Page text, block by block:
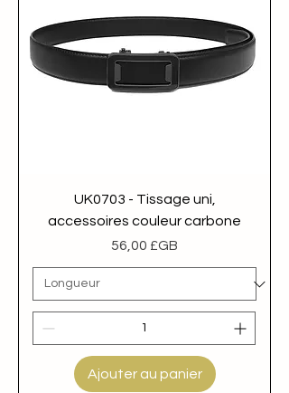
UK0703 - Tissage uni,
accessoires couleur carbone
Prix
56,00 £GB
Ajouter au panier